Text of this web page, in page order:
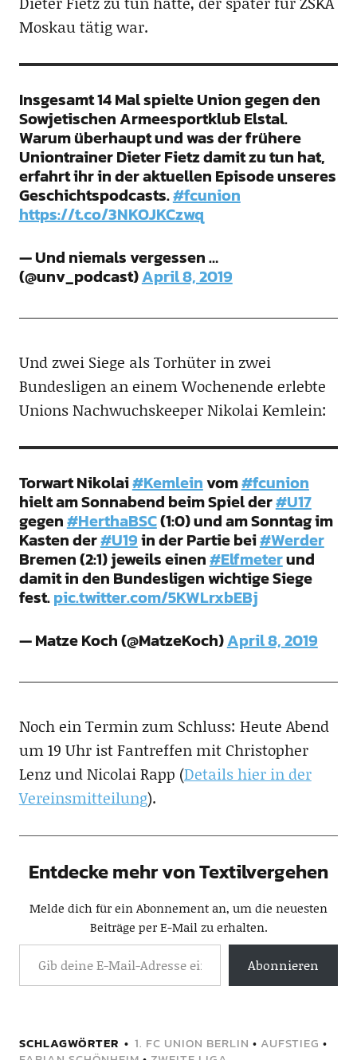
Moskau tätig war.
Insgesamt 14 Mal spielte Union gegen den
Sowjetischen Armeesportklub Elstal.
Warum überhaupt und was der frühere
Uniontrainer Dieter Fietz damit zu tun hat,
erfahrt ihr in der aktuellen Episode unseres
Geschichtspodcasts.#fcunion
https://t.co/3NKOJKCzwq
— Und niemals vergessen …
(@unv_podcast)April 8, 2019
Und zwei Siege als Torhüter in zwei
Bundesligen an einem Wochenende erlebte
Unions Nachwuchskeeper Nikolai Kemlein:
Torwart Nikolai#Kemleinvom#fcunion
hielt am Sonnabend beim Spiel der#U17
gegen#HerthaBSC(1:0) und am Sonntag im
Kasten der#U19in der Partie bei#Werder
Bremen (2:1) jeweils einen#Elfmeterund
damit in den Bundesligen wichtige Siege
fest.pic.twitter.com/5KWLrxbEBj
— Matze Koch (@MatzeKoch)April 8, 2019
Noch ein Termin zum Schluss: Heute Abend
um 19 Uhr ist Fantreffen mit Christopher
Lenz und Nicolai Rapp (Details hier in der
Vereinsmitteilung).
Entdecke mehr von Textilvergehen
Melde dich für ein Abonnement an, um die neuesten
Beiträge per E-Mail zu erhalten.
Abonnieren
SCHLAGWÖRTER 1. FC UNION BERLIN • AUFSTIEG •